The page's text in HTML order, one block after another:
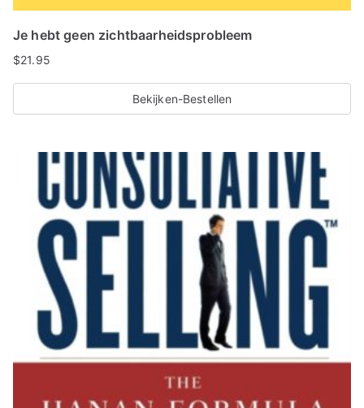
Je hebt geen zichtbaarheidsprobleem
$21.95
Bekijken-Bestellen